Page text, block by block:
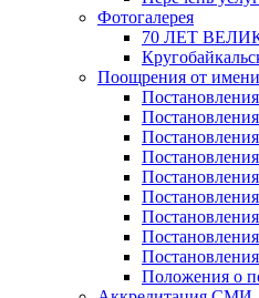
Фотогалерея
70 ЛЕТ
Поощрения от
Положения о